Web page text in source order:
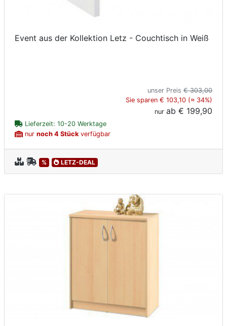
Event aus der Kollektion Letz - Couchtisch in Weiß
unser Preis € 303,00
Sie sparen € 103,10 (≈ 34%)
nur ab € 199,90
Lieferzeit: 10-20 Werktage
nur noch 4 Stückverfügbar
% LETZ-DEAL